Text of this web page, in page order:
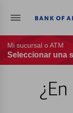
Mi sucursal o ATM
Seleccionar una